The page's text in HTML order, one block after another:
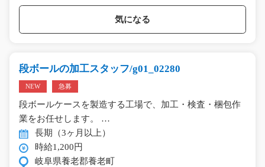
気になる
段ボールの加工スタッフ/g01_02280
NEW 急募
段ボールケースを製造する工場で、加工・検査・梱包作
業をお任せします。 …
長期（3ヶ月以上）
時給1,200円
岐阜県養老郡養老町